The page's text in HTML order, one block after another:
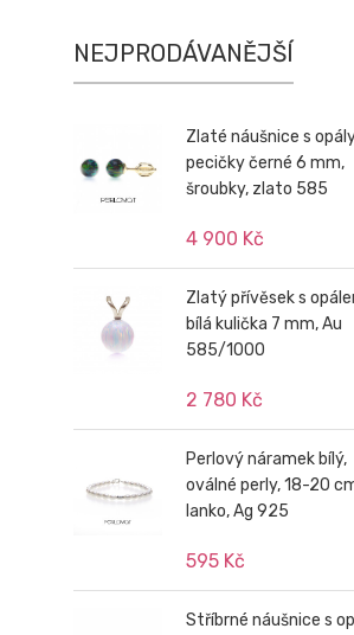
NEJPRODÁVANĚJŠÍ
Zlaté náušnice s
pecičky černé 6 mm,
šroubky, zlato 585
4 900 Kč
Zlatý přívěsek s
bílá kulička 7 mm, Au
585/1000
2 780 Kč
Perlový náramek bílý,
oválné perly, 18-20
lanko, Ag 925
595 Kč
Stříbrné náušnice s